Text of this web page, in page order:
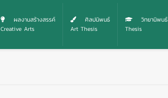
ผลงานสร้างสรรค์
Creative Arts
ศิลปนิพนธ์
Art Thesis
วิทยานิพนธ์
Thesis